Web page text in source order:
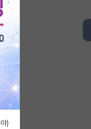
)